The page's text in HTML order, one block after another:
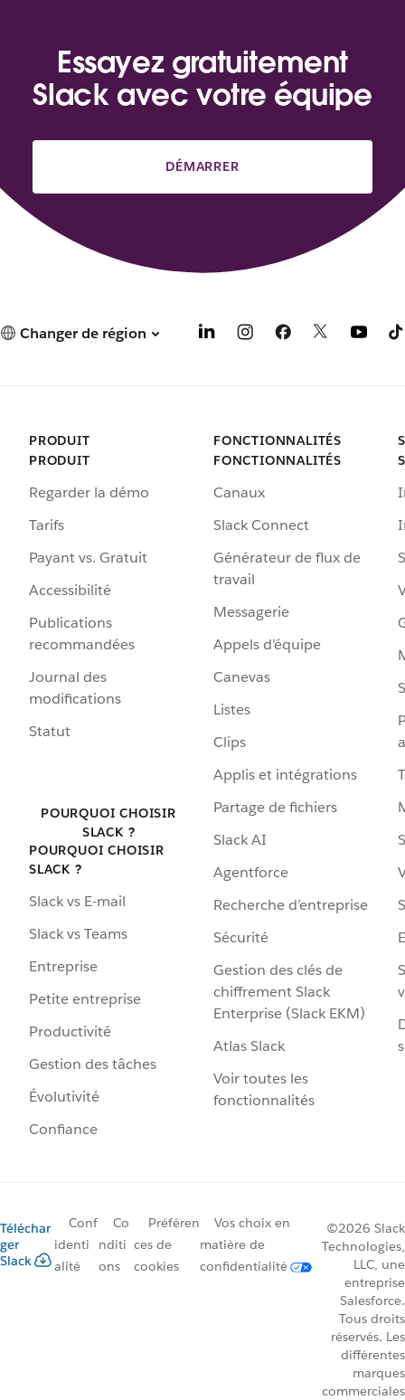
Essayez gratuitement
Slack avec votre équipe
DÉMARRER
Changer de région
PRODUIT
PRODUIT
Regarder la démo
Tarifs
Payant vs. Gratuit
Accessibilité
Publications
recommandées
Journal des
modifications
Statut
POURQUOI CHOISIR
SLACK ?
POURQUOI CHOISIR
SLACK ?
Slack vs E-mail
Slack vs Teams
Entreprise
Petite entreprise
Productivité
Gestion des tâches
Évolutivité
Confiance
FONCTIONNALITÉS
FONCTIONNALITÉS
Canaux
Slack Connect
Générateur de flux de
travail
Messagerie
Appels d’équipe
Canevas
Listes
Clips
Applis et intégrations
Partage de fichiers
Slack AI
Agentforce
Recherche d’entreprise
Sécurité
Gestion des clés de
chiffrement Slack
Enterprise (Slack EKM)
Atlas Slack
Voir toutes les
fonctionnalités
Téléchar
ger
Slack
Conf
identi
alité
Co
nditi
ons
Préféren
ces de
cookies
Vos choix en
matière de
confidentialité
©2026 Slack
Technologies,
LLC, une
entreprise
Salesforce.
Tous droits
réservés. Les
différentes
marques
commerciales